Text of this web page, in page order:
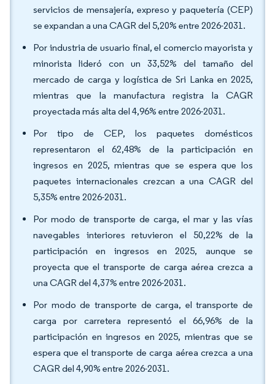
servicios de mensajería, expreso y paquetería (CEP)
se expandan a una CAGR del 5,20% entre 2026-2031.
Por industria de usuario final, el comercio mayorista y
minorista lideró con un 33,52% del tamaño del
mercado de carga y logística de Sri Lanka en 2025,
mientras que la manufactura registra la CAGR
proyectada más alta del 4,96% entre 2026-2031.
Por tipo de CEP, los paquetes domésticos
representaron el 62,48% de la participación en
ingresos en 2025, mientras que se espera que los
paquetes internacionales crezcan a una CAGR del
5,35% entre 2026-2031.
Por modo de transporte de carga, el mar y las vías
navegables interiores retuvieron el 50,22% de la
participación en ingresos en 2025, aunque se
proyecta que el transporte de carga aérea crezca a
una CAGR del 4,37% entre 2026-2031.
Por modo de transporte de carga, el transporte de
carga por carretera representó el 66,96% de la
participación en ingresos en 2025, mientras que se
espera que el transporte de carga aérea crezca a una
CAGR del 4,90% entre 2026-2031.